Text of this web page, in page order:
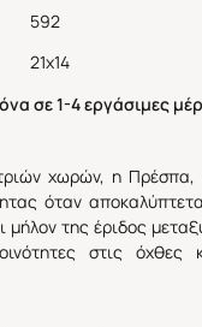
592
21x14
σε 1-4 εργάσιμες
χωρών, η Πρέσπα,
όταν
μήλον της έριδος
στις όχθες
όχθη -νότια,
και εφιάλτη. "Κοιλάδα